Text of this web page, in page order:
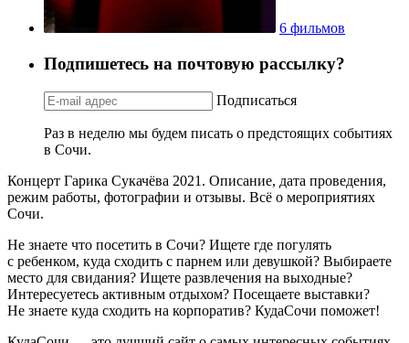
6 фильмов
Подпишетесь на почтовую рассылку?
Подписаться
Раз в неделю мы будем писать о предстоящих событиях
в Сочи.
Концерт Гарика Сукачёва 2021. Описание, дата проведения,
режим работы, фотографии и отзывы. Всё о мероприятиях
Сочи.
Не знаете что посетить в Сочи? Ищете где погулять
с ребенком, куда сходить с парнем или девушкой? Выбираете
место для свидания? Ищете развлечения на выходные?
Интересуетесь активным отдыхом? Посещаете выставки?
Не знаете куда сходить на корпоратив? КудаСочи поможет!